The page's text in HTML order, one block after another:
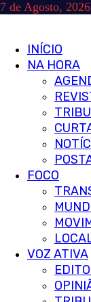
Skip
7 de Agosto, 2026
Primary
Menu
INÍCIO
NA HORA
FOCO
VOZ ATIVA